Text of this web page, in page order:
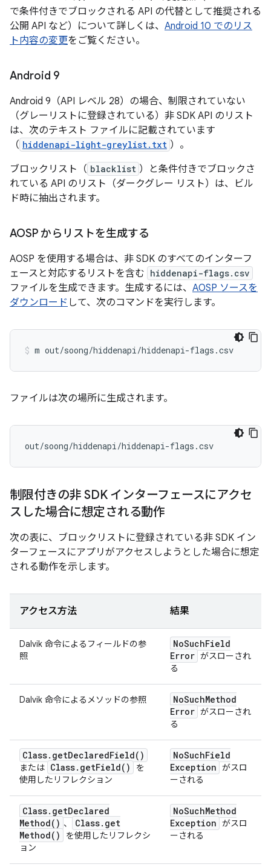
で条件付きでブロックされる API の代替として推奨される
公開 API など）について詳しくは、 Android 10 でのリス
ト内容の変更をご覧ください。
Android 9
Android 9（API レベル 28）の場合、制限されていない
（グレーリストに登録されている）非 SDK API のリスト
は、次のテキスト ファイルに記載されています
（ hiddenapi-light-greylist.txt ）。
ブロックリスト（ blacklist ）と条件付きでブロックさ
れている API のリスト（ダークグレー リスト）は、ビル
ド時に抽出されます。
AOSP からリストを生成する
AOSP を使用する場合は、非 SDK のすべてのインターフ
ェースと対応するリストを含む hiddenapi-flags.csv
ファイルを生成できます。生成するには、 AOSP ソースを
ダウンロード して、次のコマンドを実行します。
ファイルは次の場所に生成されます。
制限付きの非 SDK インターフェースにアクセ
スした場合に想定される動作
次の表に、ブロックリストに登録されている非 SDK イン
ターフェースにアプリがアクセスしようとした場合に想定
される動作を示します。
アクセス方法 結果
Dalvik 命令によるフィールドの参
照
NoSuchField
Error がスローされ
る
Dalvik 命令によるメソッドの参照 NoSuchMethod
Error がスローされ
る
Class. getDeclaredField( )
または Class. getField( )
を
使用したリフレクション
NoSuchField
Exception がスロ
ーされる
Class. getDeclared
Method( ) 、 Class. get
Method( )
を使用したリフレクシ
ョン
NoSuchMethod
Exception がスロ
ーされる